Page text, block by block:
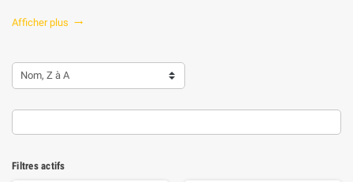
/hublots LED encastrés mur et plafond
Afficher plus 
Nom, Z à A
Filtres actifs